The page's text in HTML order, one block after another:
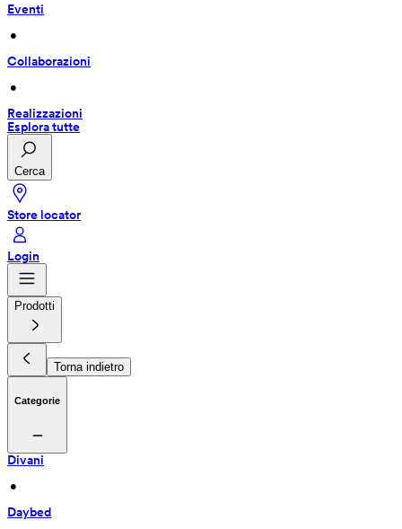
Eventi
•
Collaborazioni
•
Realizzazioni
Esplora tutte
Cerca
Store locator
Login
Prodotti
Torna indietro
Categorie
Divani
•
Daybed